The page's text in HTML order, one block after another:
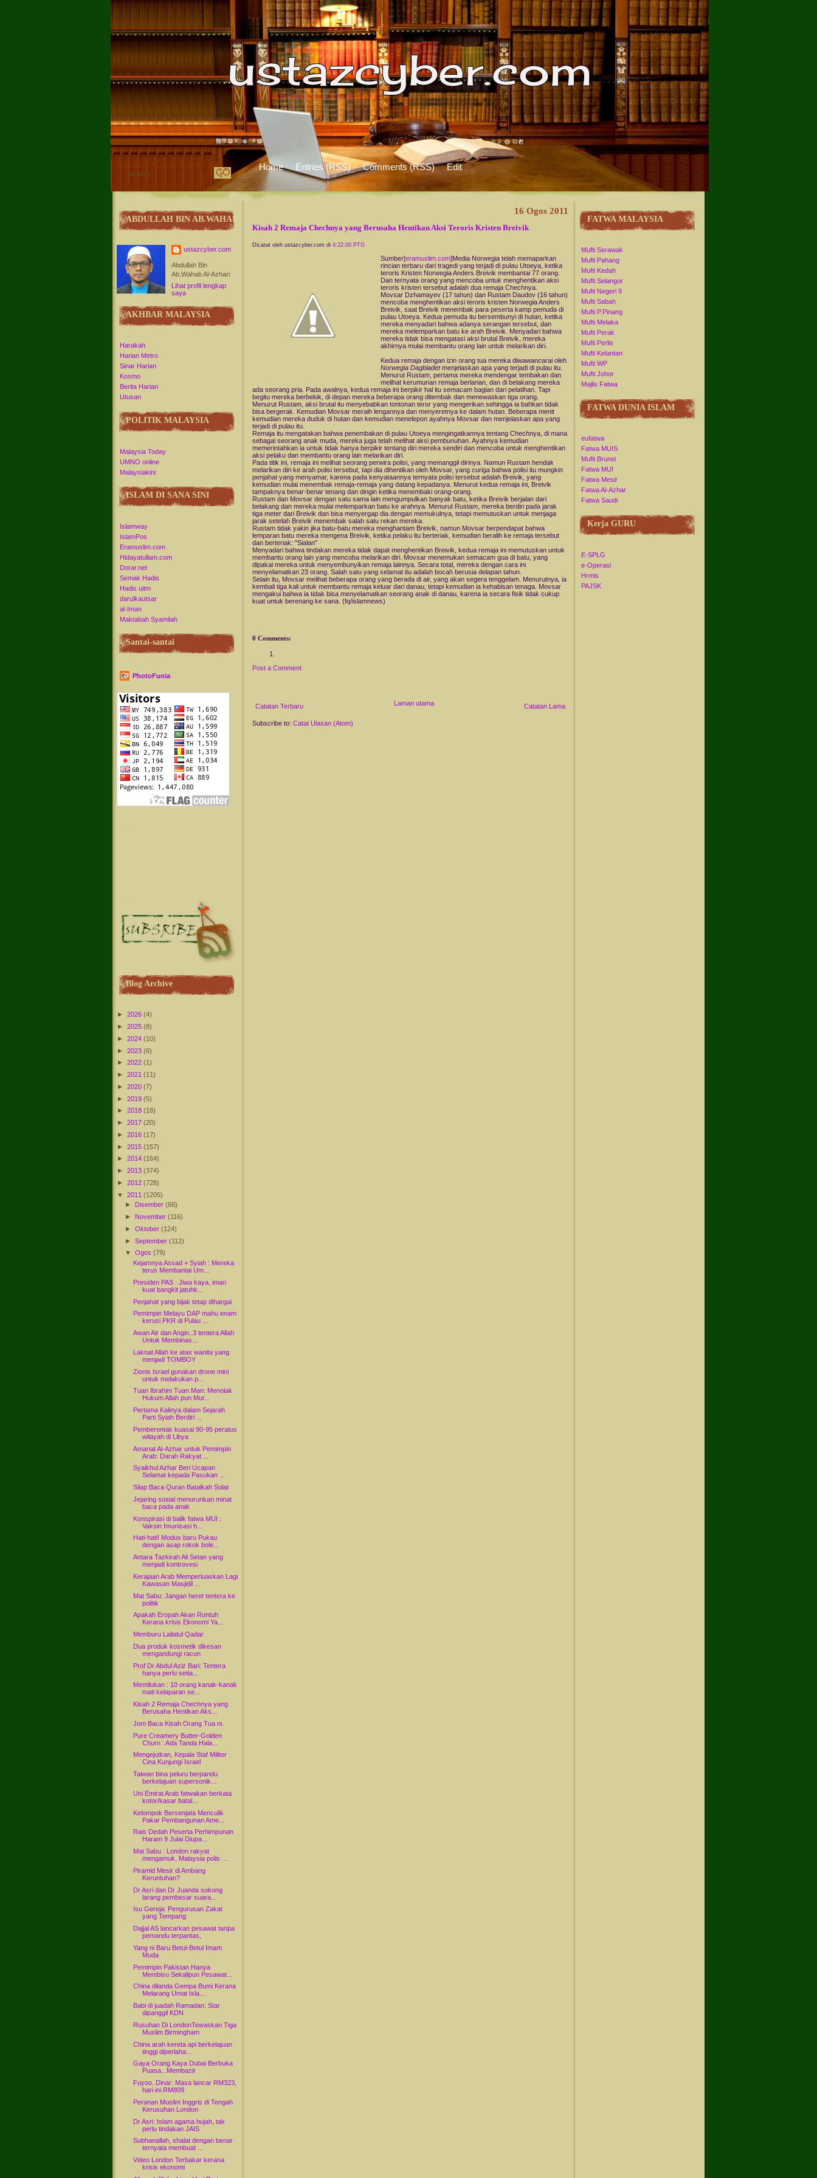
Home Entries (RSS) Comments (RSS) Edit
ABDULLAH BIN AB.WAHAB
ustazcyber.com
Abdullah Bin
Ab,Wahab Al-Azhari
Lihat profil lengkap
saya
AKHBAR MALAYSIA
Harakah
Harian Metro
Sinar Harian
Kosmo
Berita Harian
Utusan
POLITIK MALAYSIA
Malaysia Today
UMNO online
Malaysiakini
ISLAM DI SANA SINI
Islamway
IslamPos
Eramuslim.com
Hidayatullam.com
Dorar.net
Semak Hadis
Hadis uitm
darulkautsar
al-Iman
Maktabah Syamilah
Santai-santai
PhotoFunia
Blog Archive
► 2026 (4)
► 2025 (8)
► 2024 (10)
► 2023 (6)
► 2022 (1)
► 2021 (11)
► 2020 (7)
► 2019 (5)
► 2018 (18)
► 2017 (20)
► 2016 (17)
► 2015 (157)
► 2014 (164)
► 2013 (374)
► 2012 (728)
▼
2011 (1205)
►
Disember(68)
► November(116)
►Oktober(124)
►September(112)
▼
Ogos(79)
Kejamnya Assad + Syiah : Mereka
terus Membantai Um...
Presiden PAS : Jiwa kaya, iman
kuat bangkit jatuhk...
Penjahat yang bijak tetap dihargai
Pemimpin Melayu DAP mahu enam
kerusi PKR di Pulau ...
Awan Air dan Angin..3 tentera Allah
Untuk Membinas...
Laknat Allah ke atas wanita yang
menjadi TOMBOY
Zionis Israel gunakan drone mini
untuk melakukan p...
Tuan Ibrahim Tuan Man: Menolak
Hukum Allah pun Mur...
Pertama Kalinya dalam Sejarah
Parti Syiah Berdiri ...
Pemberontak kuasai 90-95 peratus
wilayah di Libya
Amanat Al-Azhar untuk Pemimpin
Arab: Darah Rakyat ...
Syaikhul Azhar Beri Ucapan
Selamat kepada Pasukan ...
Silap Baca Quran Batalkah Solat
Jejaring sosial menurunkan minat
baca pada anak
Konspirasi di balik fatwa MUI :
Vaksin Imunisasi h...
Hati-hati! Modus baru Pukau
dengan asap rokok bole...
Antara Tazkirah Ali Setan yang
menjadi kontrovesi
Kerajaan Arab Memperluaskan Lagi
Kawasan Masjidil ...
Mat Sabu: Jangan heret tentera ke
politik
Apakah Eropah Akan Runtuh
Kerana krisis Ekonomi Ya...
Memburu Lailatul Qadar
Dua produk kosmetik dikesan
mengandungi racun
Prof Dr Abdul Aziz Bari: Tentera
hanya perlu setia...
Memilukan : 10 orang kanak-kanak
mati kelaparan se...
Kisah 2 Remaja Chechnya yang
Berusaha Hentikan Aks...
Jom Baca Kisah Orang Tua ni.
Pure Creamery Butter-Golden
Churn : Ada Tanda Hala...
Mengejutkan, Kepala Staf Militer
Cina Kunjungi Israel
Taiwan bina peluru berpandu
berkelajuan supersonik...
Uni Emirat Arab fatwakan berkata
kotor/kasar batal...
Kelompok Bersenjata Menculik
Pakar Pembangunan Ame...
Rais Dedah Peserta Perhimpunan
Haram 9 Julai Diupa...
Mat Sabu : London rakyat
mengamuk, Malaysia polis ...
Piramid Mesir di Ambang
Keruntuhan?
Dr Asri dan Dr Juanda sokong
larang pembesar suara...
Isu Gereja: Pengurusan Zakat
yang Tempang
Dajjal AS lancarkan pesawat tanpa
pemandu terpantas,
Yang ni Baru Betul-Betul Imam
Muda
Pemimpin Pakistan Hanya
Membisu Sekalipun Pesawat...
China dilanda Gempa Bumi Kerana
Melarang Umat Isla...
Babi di juadah Ramadan: Star
dipanggil KDN
Rusuhan Di LondonTewaskan Tiga
Muslim Birmingham
China arah kereta api berkelajuan
tinggi diperlaha...
Gaya Orang Kaya Dubai Berbuka
Puasa...Membazir
Fuyoo..Dinar: Masa lancar RM323,
hari ini RM809
Peranan Muslim Inggris di Tengah
Kerusuhan London
Dr Asri: Islam agama hujah, tak
perlu tindakan JAIS
Subhanallah, shalat dengan benar
ternyata membuat ...
Video London Terbakar kerana
krisis ekonomi
16 Ogos 2011
Kisah 2 Remaja Chechnya yang Berusaha Hentikan Aksi Teroris Kristen Breivik
Dicatat oleh ustazcyber.com di 4:22:00 PTG
Sumber[eramuslim.com]Media Norwegia telah memaparkan
rincian terbaru dari tragedi yang terjadi di pulau Utoeya, ketika
teroris Kristen Norwegia Anders Breivik membantai 77 orang.
Dan ternyata orang yang mencoba untuk menghentikan aksi
teroris kristen tersebut adalah dua remaja Chechnya.
Movsar Dzhamayev (17 tahun) dan Rustam Daudov (16 tahun)
mencoba menghentikan aksi teroris kristen Norwegia Anders
Breivik, saat Breivik menembak para peserta kamp pemuda di
pulau Utoeya. Kedua pemuda itu bersembunyi di hutan, ketika
mereka menyadari bahwa adanya serangan tersebut, dan
mereka melemparkan batu ke arah Breivik. Menyadari bahwa
mereka tidak bisa mengatasi aksi brutal Breivik, mereka
akhirnya mulai membantu orang lain untuk melarikan diri.
Kedua remaja dengan izin orang tua mereka diwawancarai oleh
Norwegia Dagbladetmenjelaskan apa yang terjadi di pulau itu.
Menurut Rustam, pertama mereka mendengar tembakan dan
melihat kerumunan remaja berlarian, dan di belakang mereka
ada seorang pria. Pada awalnya, kedua remaja ini berpikir hal itu semacam bagian dari pelatihan. Tapi
begitu mereka berbelok, di depan mereka beberapa orang ditembak dan menewaskan tiga orang.
Menurut Rustam, aksi brutal itu menyebabkan tontonan teror yang mengerikan sehingga ia bahkan tidak
bisa bergerak. Kemudian Movsar meraih lengannya dan menyeretnya ke dalam hutan. Beberapa menit
kemudian mereka duduk di hutan dan kemudian menelepon ayahnya Movsar dan menjelaskan apa yang
terjadi di pulau itu.
Remaja itu mengatakan bahwa penembakan di pulau Utoeya mengingatkannya tentang Chechnya, di mana
sebagai seorang anak muda, mereka juga telah melihat aksi pembunuhan. Ayahnya kemudian
memerintahkan ia untuk tidak hanya berpikir tentang diri mereka sendiri dan mencoba untuk menghentikan
aksi pelaku dan membantu orang lain melarikan diri.
Pada titik ini, remaja ini melihat seorang perwira polisi, yang memanggil dirinya. Namun Rustam hendak
melarikan diri ke arah polisi tersebut, tapi dia dihentikan oleh Movsar, yang curiga bahwa polisi itu mungkin
penjahat yang menyamar, karena pada kenyataannya ternyata polisi tersebut adalah Breivik, yang
kemudian mulai menembak remaja-remaja yang datang kepadanya. Menurut kedua remaja ini, Breivik
tampaknya benar-benar tenang dan dingin ketika menembaki orang-orang.
Rustam dan Movsar dengan satu sama lain mengumpulkan banyak batu, ketika Breivik berjalan dari
belakang dan mereka mulai melemparkan batu ke arahnya. Menurut Rustam, mereka berdiri pada jarak
tiga meter dari Breivik dan bisa menyergap dia dengan memukulnya, tetapi memutuskan untuk menjaga
jarak setelah Breivik menembak salah satu rekan mereka.
Rustam tidak yakin jika batu-batu mereka menghantam Breivik, namun Movsar berpendapat bahwa
lemparan batu mereka mengena Breivik, ketika pelaku itu berteriak, kemudian beralih ke remaja tersebut
dan berteriak: "Sialan"
Menyadari bahwa tindakan mereka tidak dapat menghentikan Breivik, kedua remaja ini memutuskan untuk
membantu orang lain yang mencoba melarikan diri. Movsar menemukan semacam gua di batu, yang
dipakai mereka untuk menyembunyikan remaja lainnya. Secara total, mereka dengan cara ini
menyelamatkan 23 orang. Salah satu yang selamat itu adalah bocah berusia delapan tahun.
Selain itu, Movsar melihat beberapa orang yang berada di air, yang akan segera tenggelam. Menurutnya, ia
kembali tiga kali untuk membantu remaja keluar dari danau, tetapi kemudian ia kehabisan tenaga. Movsar
mengakui bahwa ia tidak bisa menyelamatkan seorang anak di danau, karena ia secara fisik tidak cukup
kuat untuk berenang ke sana. (fq/islamnews)
0 Comments:
Post a Comment
Catatan Terbaru Catatan Lama
Laman utama
Subscribe to: Catat Ulasan (Atom)
FATWA MALAYSIA
Mufti Serawak
Mufti Pahang
Mufti Kedah
Mufti Selangor
Mufti Negeri 9
Mufti Sabah
Mufti P.Pinang
Mufti Melaka
Mufti Perak
Mufti Perlis
Mufti Kelantan
Mufti WP
Mufti Johor
Majlis Fatwa
FATWA DUNIA ISLAM
eufatwa
Fatwa MUIS
Mufti Brunei
Fatwa MUI
Fatwa Mesir
Fatwa Al-Azhar
Fatwa Saudi
Kerja GURU
E-SPLG
e-Operasi
Hrmis
PAJSK